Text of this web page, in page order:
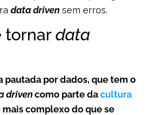
data driven sem erros.
tornardata
pautada por dados, que tem o
drivencomo parte dacultura
mais complexo do que se